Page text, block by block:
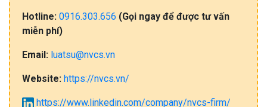
Hotline: 0916.303.656 (Gọi​ ngay đ​ể​ đ​ư​ợc​ tư​ vấ​n
miễn​ phí)
Email: luatsu@nvcs.vn
Website: https://nvcs.vn/
https://www.linkedin.com/company/nvcs-firm/